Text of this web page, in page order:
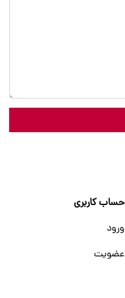
حساب کاربری
ورود
عضویت